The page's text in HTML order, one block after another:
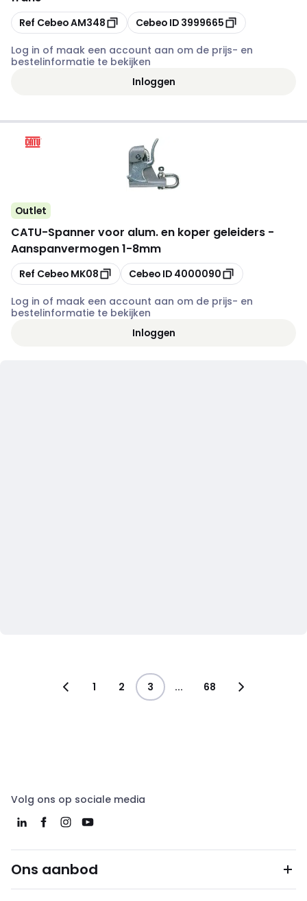
Kopiëren
Ref CebeoAM348 Kopiëren
Cebeo ID 3999665
Log in of maak een account aan om de prijs- en
bestelinformatie te bekijken
Inloggen
Outlet
CATU-Spanner voor alum. en koper geleiders -
Aanspanvermogen 1-8mm
Kopiëren
Ref Cebeo MK08 Kopiëren
Cebeo ID 4000090
Log in of maak een account aan om de prijs- en
bestelinformatie te bekijken
Inloggen
1 2 3 ... 68
Volg ons op sociale media
Ons aanbod